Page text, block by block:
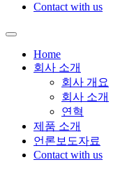
Contact with us
Home
회사 소개
회사 개요
회사 소개
연혁
제품 소개
언론보도자료
Contact with us